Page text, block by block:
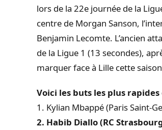
lors de la 22e journée de la
centre de Morgan Sanson,
Benjamin Lecomte. L’ancien
de la Ligue 1 (13 secondes),
marquer face à Lille cette
Voici les buts les plus
1. Kylian Mbappé (Paris Saint-
2. Habib Diallo (RC